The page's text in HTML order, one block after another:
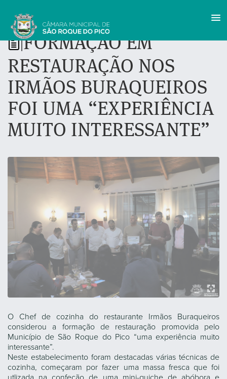
FORMAÇÃO EM
RESTAURAÇÃO NOS
IRMÃOS BURAQUEIROS
FOI UMA “EXPERIÊNCIA
MUITO INTERESSANTE”
O Chef de cozinha do restaurante Irmãos Buraqueiros
considerou a formação de restauração promovida pelo
Município de São Roque do Pico “uma experiência muito
interessante”.
Neste estabelecimento foram destacadas várias técnicas de
cozinha, começaram por fazer uma massa fresca que foi